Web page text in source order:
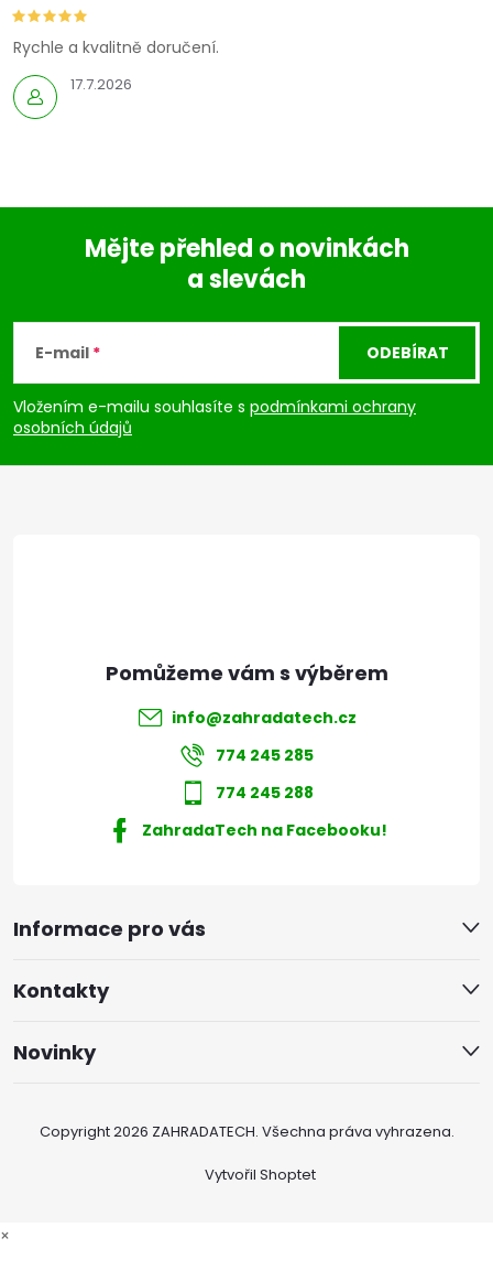
17.7.2026
Rychle a kvalitně doručení.
p
a
Mějte přehled o novinkách
a slevách
E-mail
Vložením e-mailu souhlasíte s podmínkami ochrany
osobních údajů
ODEBÍRAT
Informace pro vás
Kontakty
Novinky
info@zahradatech.cz
774 245 285
774 245 288
ZahradaTech na Facebooku!
Vytvořil Shoptet
Copyright 2026 ZAHRADATECH. Všechna práva vyhrazena.
×